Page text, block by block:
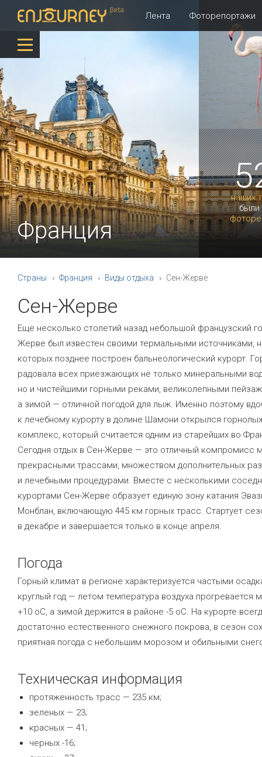
Лента Фоторепортажи
наших
были
Франция
Страны Франция Виды отдыха Сен-Жерве
Сен-Жерве
Еще несколько столетий назад небольшой французский
Жерве был известен своими термальными источниками,
которых позднее построен бальнеологический курорт.
радовала всех приезжающих не только минеральными
но и чистейшими горными реками, великолепными
а зимой — отличной погодой для лыж. Именно поэтому
к лечебному курорту в долине Шамони открылся
комплекс, который считается одним из старейших во
Сегодня отдых в Сен-Жерве — это отличный компромисс
прекрасными трассами, множеством дополнительных
и лечебными процедурами. Вместе с несколькими
курортами Сен-Жерве образует единую зону катания
Монблан, включающую 445 км горных трасс. Стартует
в декабре и завершается только в конце апреля.
Погода
Горный климат в регионе характеризуется частыми
круглый год — летом температура воздуха прогревается
+10 оС, а зимой держится в районе -5 оС. На курорте
достаточно естественного снежного покрова, в сезон
приятная погода с небольшим морозом и обильными
Техническая информация
протяженность трасс — 235 км;
зеленых — 23;
красных — 41;
черных -16;